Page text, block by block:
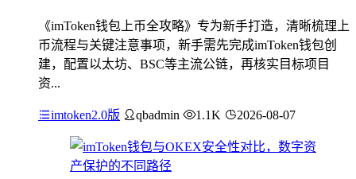
《imToken钱包上币全攻略》专为新手打造，清晰梳理上
币流程与关键注意事项，新手需先完成imToken钱包创
建，配置以太坊、BSC等主流公链，再核实目标项目
资...
imtoken2.0版 qbadmin 1.1K 2026-08-07